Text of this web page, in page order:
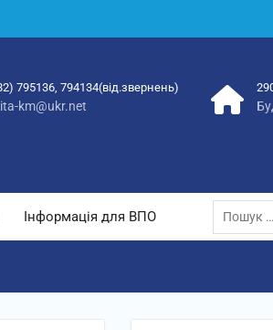
795136, 794134(від.звернень)
km@ukr.net
Інформація для ВПО
Пошук: